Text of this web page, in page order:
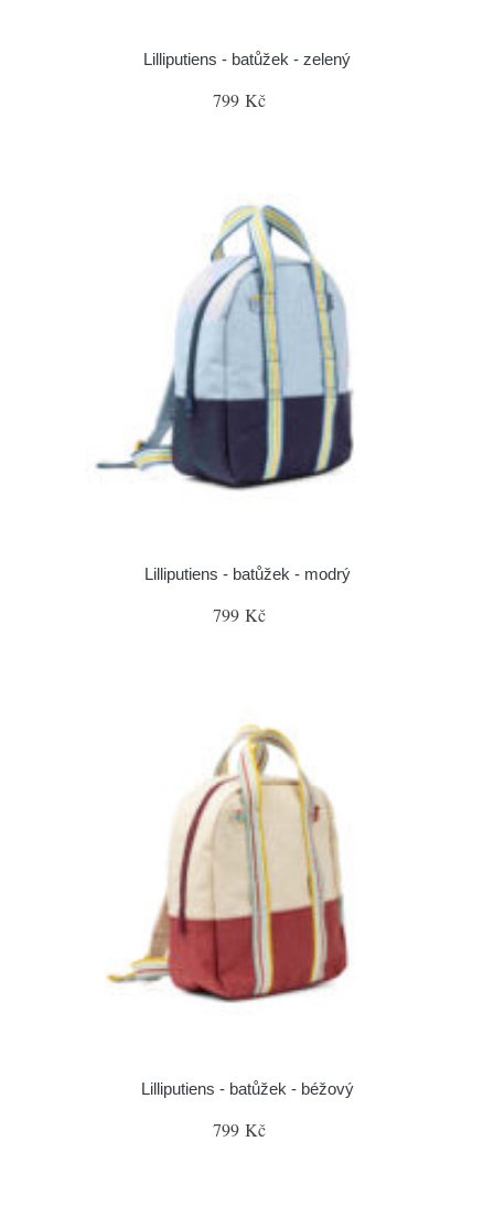
Lilliputiens - batůžek - zelený
799 Kč
Lilliputiens - batůžek - modrý
799 Kč
Lilliputiens - batůžek - béžový
799 Kč